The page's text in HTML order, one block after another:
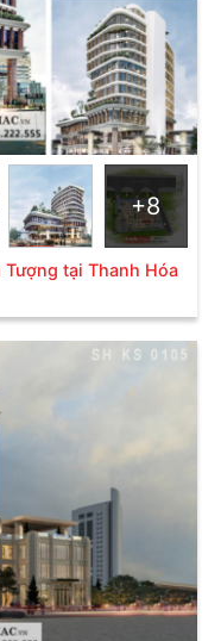
+8
Tượng tại Thanh Hóa